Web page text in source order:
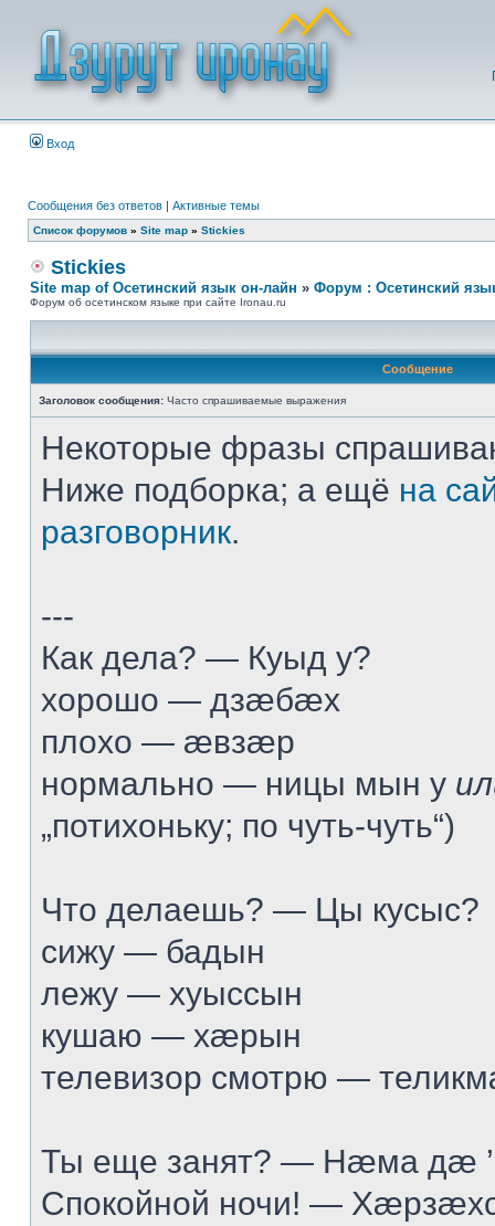
Вход
Сообщения без ответов | Активные темы
Список форумов » Site map » Stickies
Stickies
Site map of Осетинский язык он-лайн » Форум : Осетинский
Форум об осетинском языке при сайте Ironau.ru
Сообщение
Заголовок сообщения: Часто спрашиваемые выражения
Некоторые фразы
Ниже подборка; а ещё на
разговорник.
---
Как дела? — Куыд у?
хорошо — дзæбæх
плохо — æвзæр
нормально — ницы мын у
„потихоньку; по чуть-чуть“)
Что делаешь? — Цы кусыс?
сижу — бадын
лежу — хуыссын
кушаю — хæрын
телевизор смотрю —
Ты еще занят? — Нæма дæ
Спокойной ночи! —